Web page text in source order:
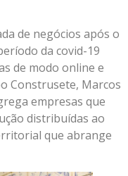
de negócios após o
da covid-19
de modo online e
Construsete, Marcos
empresas que
distribuídas ao
que abrange